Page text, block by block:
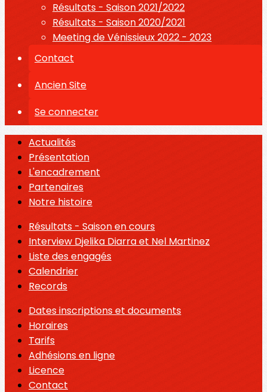
Résultats - Saison 2021/2022
Résultats - Saison 2020/2021
Meeting de Vénissieux 2022 - 2023
Contact
Ancien Site
Se connecter
Actualités
Présentation
L'encadrement
Partenaires
Notre histoire
Résultats - Saison en cours
Interview Djelika Diarra et Nel Martinez
Liste des engagés
Calendrier
Records
Dates inscriptions et documents
Horaires
Tarifs
Adhésions en ligne
Licence
Contact